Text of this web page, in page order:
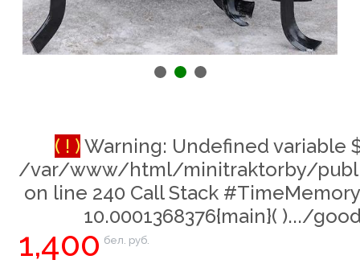
( ! )Warning: Undefined variable
/var/www/html/minitraktorby/
on line 240 Call Stack
10.0001368376{main}( ).../
1,400 бел. руб.